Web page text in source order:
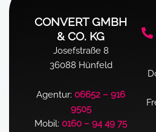
CONVERT GMBH
& CO. KG
Josefstraße 8
36088 Hünfeld
Agentur:06652 – 916
9505
Mobil:0160 – 94 49 75